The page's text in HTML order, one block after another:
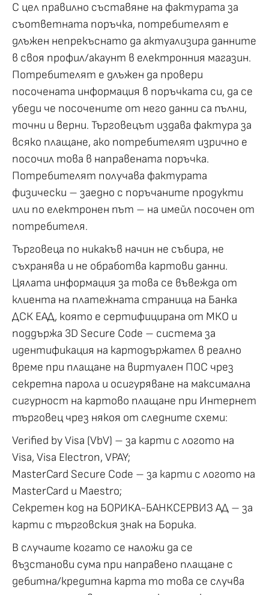
С цел правилно съставяне на фактурата за
съответната поръчка, потребителят е
длъжен непрекъснато да актуализира данните
в своя профил/акаунт в електронния магазин.
Потребителят е длъжен да провери
посочената информация в поръчката си, да се
убеди че посочените от него данни са пълни,
точни и верни. Търговецът издава фактура за
всяко плащане, ако потребителят изрично е
посочил това в направената поръчка.
Потребителят получава фактурата
физически – заедно с поръчаните продукти
или по електронен път – на имейл посочен от
потребителя.
Търговеца по никакъв начин не събира, не
съхранява и не обработва картови данни.
Цялата информация за това се въвежда от
клиента на платежната страница на Банка
ДСК ЕАД, която е сертифицирана от МКО и
поддържа 3D Secure Code – система за
идентификация на картодържател в реално
време при плащане на виртуален ПОС чрез
секретна парола и осигуряване на максимална
сигурност на картово плащане при Интернет
търговец чрез някоя от следните схеми:
Verified by Visa (VbV) – за карти с логото на
Visa, Visa Electron, VPAY;
MasterCard Secure Code – за карти с логото на
MasterCard и Maestro;
Секретен код на БОРИКА-БАНКСЕРВИЗ АД – за
карти с търговския знак на Борика.
В случаите когато се наложи да се
възстанови сума при направено плащане с
дебитна/кредитна карта то това се случва